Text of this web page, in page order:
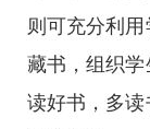
则可充分利
藏书，组织
读好书，多